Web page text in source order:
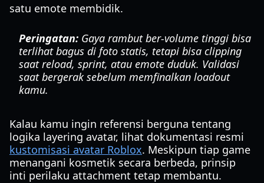
satu emote membidik.
Peringatan: Gaya rambut ber-volume tinggi bisa
terlihat bagus di foto statis, tetapi bisa clipping
saat reload, sprint, atau emote duduk. Validasi
saat bergerak sebelum memfinalkan loadout
kamu.
Kalau kamu ingin referensi berguna tentang
logika layering avatar, lihat dokumentasi resmi
kustomisasi avatar Roblox. Meskipun tiap game
menangani kosmetik secara berbeda, prinsip
inti perilaku attachment tetap membantu.